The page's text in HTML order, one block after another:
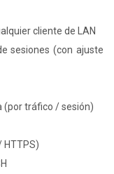
cliente de LAN
sesiones (con ajuste
(por tráfico / sesión)
HTTPS)